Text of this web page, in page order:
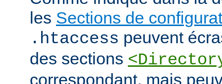
les Sections de
.htaccess peuvent
des sections
correspondant, mais